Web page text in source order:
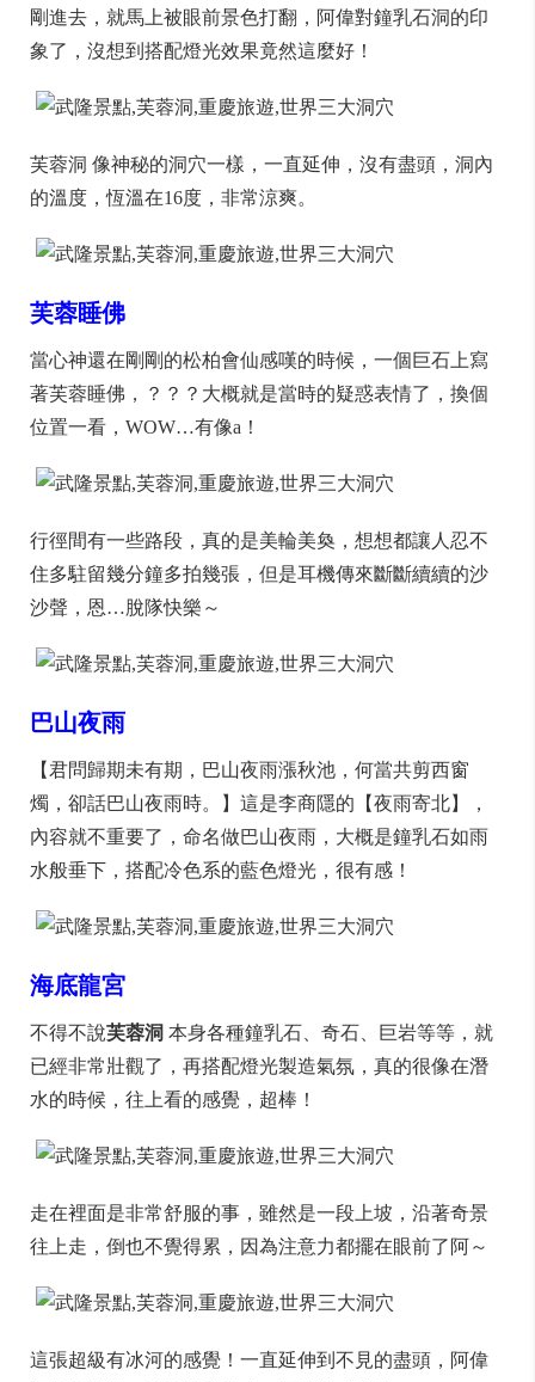
剛進去，就馬上被眼前景色打翻，阿偉對鐘乳石洞的印
象了，沒想到搭配燈光效果竟然這麼好！
芙蓉洞 像神秘的洞穴一樣，一直延伸，沒有盡頭，洞內
的溫度，恆溫在16度，非常涼爽。
芙蓉睡佛
當心神還在剛剛的松柏會仙感嘆的時候，一個巨石上寫
著芙蓉睡佛，？？？大概就是當時的疑惑表情了，換個
位置一看，WOW…有像a！
行徑間有一些路段，真的是美輪美奐，想想都讓人忍不
住多駐留幾分鐘多拍幾張，但是耳機傳來斷斷續續的沙
沙聲，恩…脫隊快樂～
巴山夜雨
【君問歸期未有期，巴山夜雨漲秋池，何當共剪西窗
燭，卻話巴山夜雨時。】這是李商隱的【夜雨寄北】，
內容就不重要了，命名做巴山夜雨，大概是鐘乳石如雨
水般垂下，搭配冷色系的藍色燈光，很有感！
海底龍宮
不得不說芙蓉洞 本身各種鐘乳石、奇石、巨岩等等，就
已經非常壯觀了，再搭配燈光製造氣氛，真的很像在潛
水的時候，往上看的感覺，超棒！
走在裡面是非常舒服的事，雖然是一段上坡，沿著奇景
往上走，倒也不覺得累，因為注意力都擺在眼前了阿～
這張超級有冰河的感覺！一直延伸到不見的盡頭，阿偉